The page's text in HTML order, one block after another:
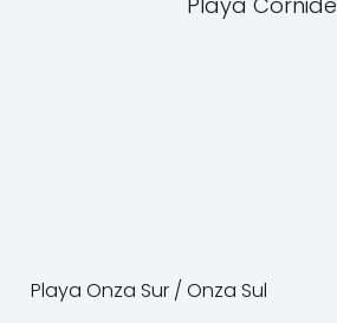
Playa Onza Sur / Onza Sul